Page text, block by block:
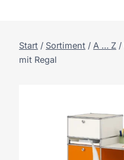
Start / Sortiment / A … Z /
mit Regal